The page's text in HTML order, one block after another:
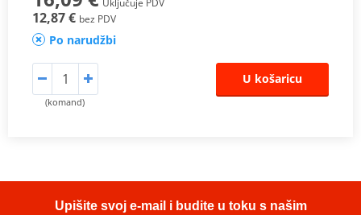
12,87 € bez PDV
Po narudžbi
(komand)
U košaricu
Upišite svoj e-mail i budite u toku s našim